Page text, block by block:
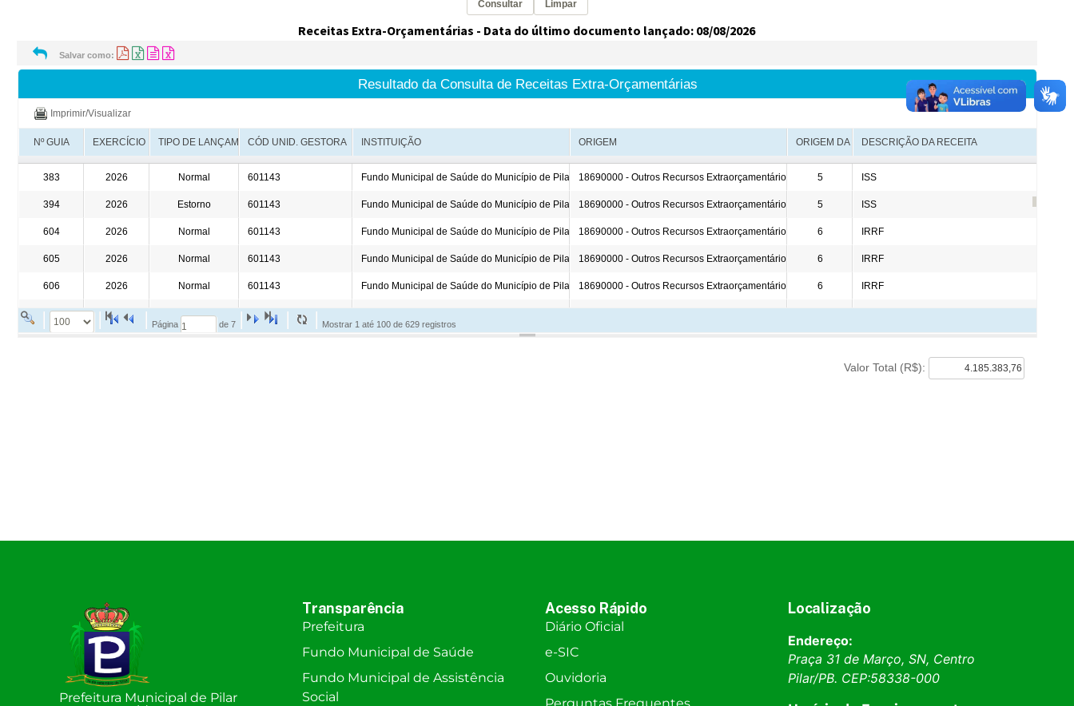
Prefeitura Municipal de Pilar
Transparência
Prefeitura
Fundo Municipal de Saúde
Fundo Municipal de Assistência
Social
Acesso Rápido
Diário Oficial
e-SIC
Ouvidoria
Localização
Endereço:
Praça 31 de Março, SN, Centro
Pilar/PB. CEP:58338-000